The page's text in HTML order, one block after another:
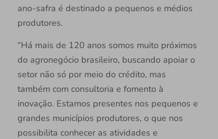
ano-safra é destinado a pequenos e médios
produtores.
“Há mais de 120 anos somos muito próximos
do agronegócio brasileiro, buscando apoiar o
setor não só por meio do crédito, mas
também com consultoria e fomento à
inovação. Estamos presentes nos pequenos e
grandes municípios produtores, o que nos
possibilita conhecer as atividades e